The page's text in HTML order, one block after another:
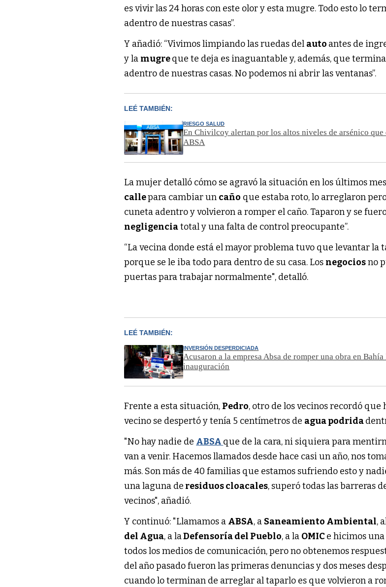
es vivir las 24 horas con este olor y esta mugre. Todo esto lo
adentro de nuestras casas”.
Y añadió: “Vivimos limpiando las ruedas del auto antes de
y la mugreque te deja es inaguantable y, además, que
adentro de nuestras casas. No podemos ni abrir las ventanas”.
LEÉ TAMBIÉN:
RIESGO SALUD
En Chivilcoy alertan por los altos niveles de arsénico que
ABSA
La mujer detalló cómo se agravó la situación en los últimos
callepara cambiar un caño que estaba roto, lo arreglaron
cuneta adentro y volvieron a romper el caño. Taparon y se
negligenciatotal y una falta de control preocupante”.
“La vecina donde está el mayor problema tuvo que levantar la
porque se le iba todo para dentro de su casa. Los negociosno
puertas para trabajar normalmente", detalló.
LEÉ TAMBIÉN:
INVERSIÓN DESPERDICIADA
Acusaron a la empresa Absa de romper una obra en Bahía
inauguración
Frente a esta situación, Pedro, otro de los vecinos recordó que
vecino se despertó y tenía 5 centímetros de agua podrida
"No hay nadie de ABSA que de la cara, ni siquiera para
van a venir. Hacemos llamados desde hace casi un año, nos
más. Son más de 40 familias que estamos sufriendo esto y
una laguna de residuos cloacales, superó todas las barreras
vecinos", añadió.
Y continuó: "Llamamos a ABSA, a Saneamiento Ambiental,
del Agua, a laDefensoría del Pueblo, a la OMIC e hicimos
todos los medios de comunicación, pero no obtenemos
del año pasado fueron las primeras denuncias y dos meses
cuando lo terminan de arreglar al taparlo es que volvieron a